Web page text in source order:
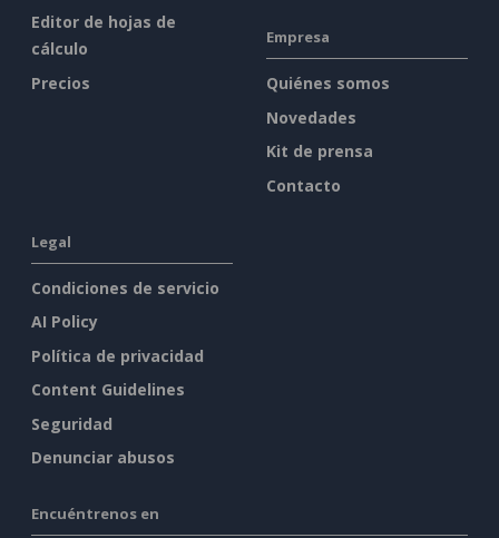
Editor de hojas de
cálculo
Precios
Empresa
Quiénes somos
Novedades
Kit de prensa
Contacto
Legal
Condiciones de servicio
AI Policy
Política de privacidad
Content Guidelines
Seguridad
Denunciar abusos
Encuéntrenos en